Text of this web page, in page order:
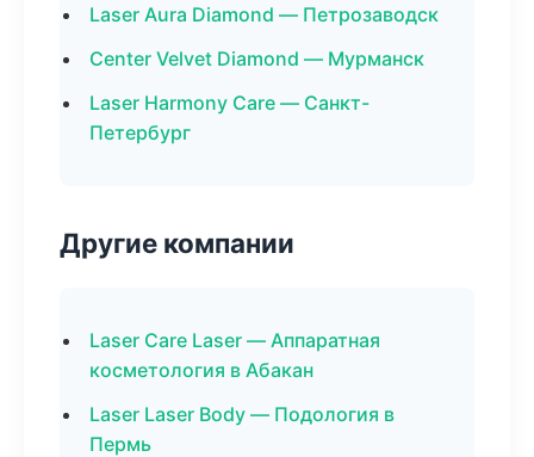
Laser Aura Diamond — Петрозаводск
Center Velvet Diamond — Мурманск
Laser Harmony Care — Санкт-
Петербург
Другие компании
Laser Care Laser — Аппаратная
косметология в Абакан
Laser Laser Body — Подология в
Пермь